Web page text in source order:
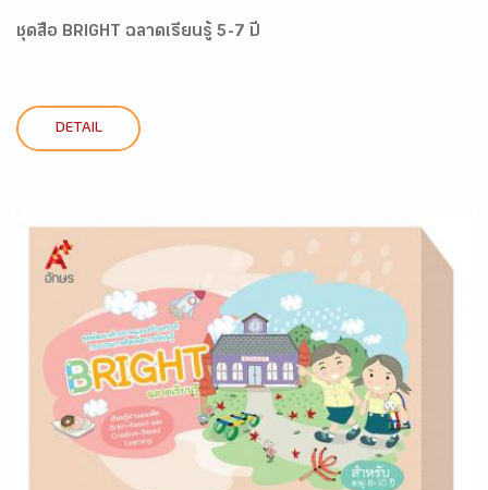
ชุดสื่อ BRIGHT ฉลาดเรียนรู้ 5-7 ปี
DETAIL